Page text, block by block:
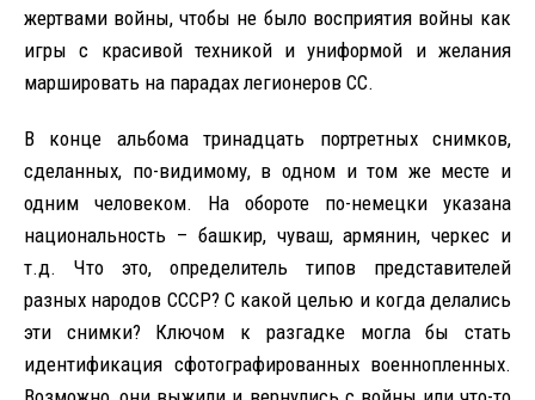
жертвами войны, чтобы не было восприятия войны как
игры с красивой техникой и униформой и желания
маршировать на парадах легионеров СС.
В конце альбома тринадцать портретных снимков,
сделанных, по-видимому, в одном и том же месте и
одним человеком. На обороте по-немецки указана
национальность – башкир, чуваш, армянин, черкес и
т.д. Что это, определитель типов представителей
разных народов СССР? С какой целью и когда делались
эти снимки? Ключом к разгадке могла бы стать
идентификация сфотографированных военнопленных.